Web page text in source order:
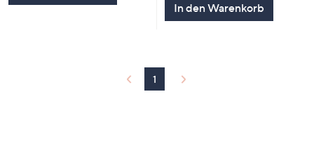
In den Warenkorb
1